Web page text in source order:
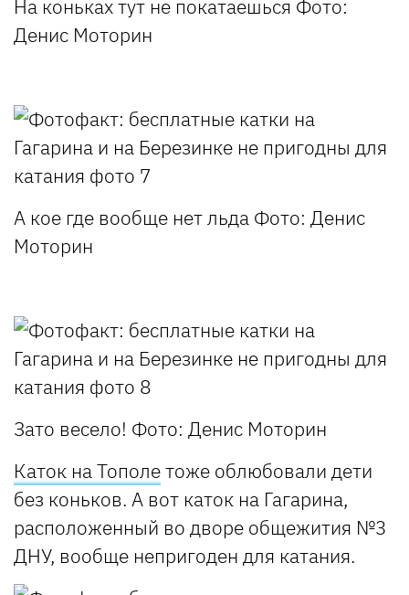
На коньках тут не покатаешься Фото:
Денис Моторин
А кое где вообще нет льда Фото: Денис
Моторин
Зато весело! Фото: Денис Моторин
Каток на Тополетоже облюбовали дети
без коньков. А вот каток на Гагарина,
расположенный во дворе общежития №3
ДНУ, вообще непригоден для катания.